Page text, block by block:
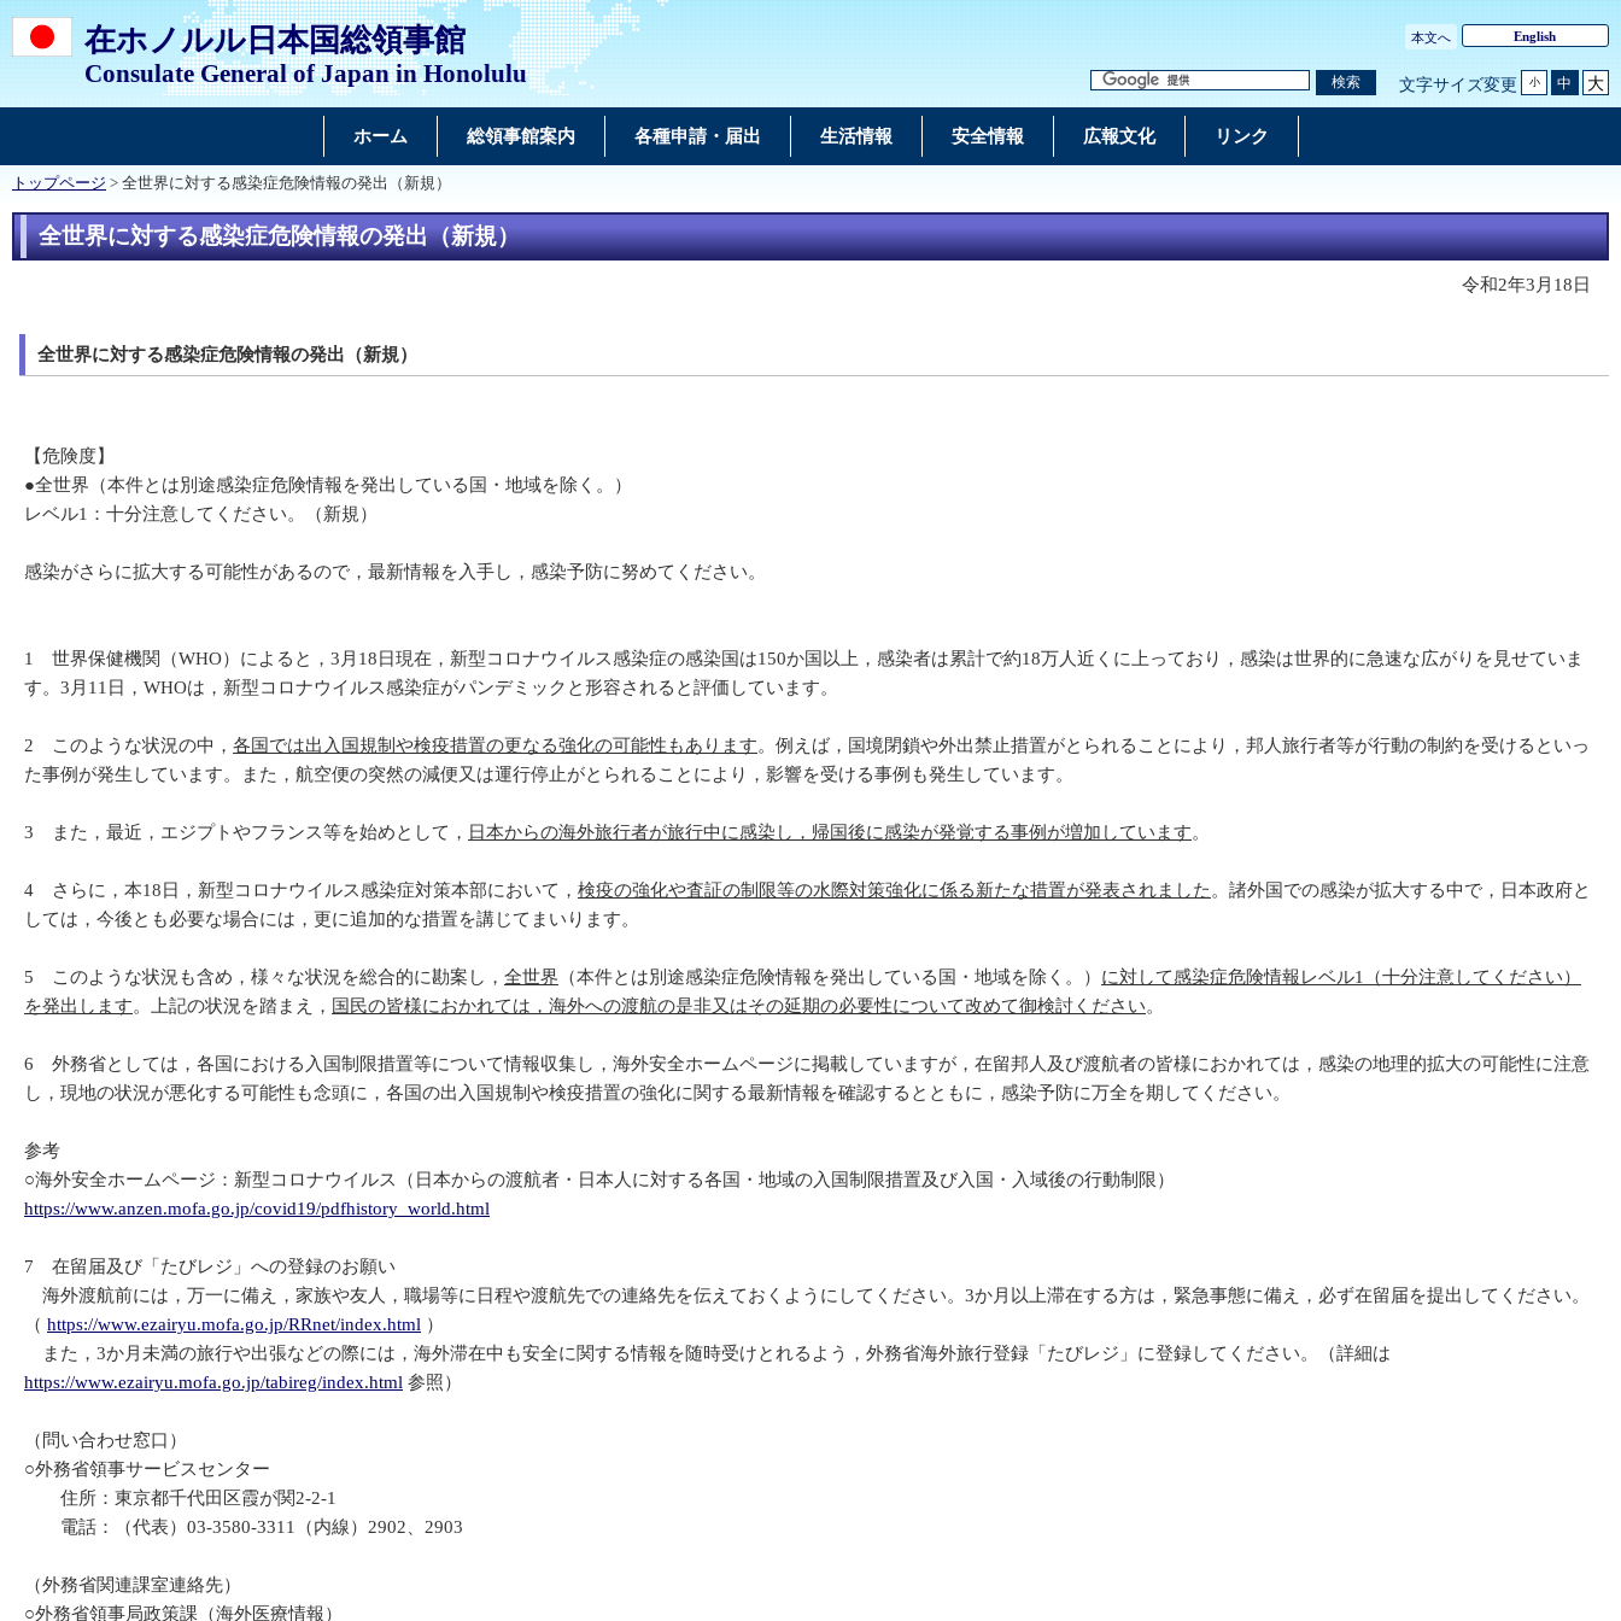
在ホノルル日本国総領事館
Consulate General of Japan in Honolulu
本文へ English
検索 文字サイズ変更 小 中 大
ホーム 総領事館案内 各種申請・届出 生活情報 安全情報 広報文化 リンク
トップページ > 全世界に対する感染症危険情報の発出（新規）
全世界に対する感染症危険情報の発出（新規）
令和2年3月18日
全世界に対する感染症危険情報の発出（新規）
【危険度】
●全世界（本件とは別途感染症危険情報を発出している国・地域を除く。）
レベル1：十分注意してください。（新規）
感染がさらに拡大する可能性があるので，最新情報を入手し，感染予防に努めてください。
1 世界保健機関（WHO）によると，3月18日現在，新型コロナウイルス感染症の感染国は150か国以上，感染者は累計で約18万人近くに上っており，感染は世界的に急速な広がりを見せていま
す。3月11日，WHOは，新型コロナウイルス感染症がパンデミックと形容されると評価しています。
2 このような状況の中， 各国では出入国規制や検疫措置の更なる強化の可能性もあります。例えば，国境閉鎖や外出禁止措置がとられることにより，邦人旅行者等が行動の制約を受けるといっ
た事例が発生しています。また，航空便の突然の減便又は運行停止がとられることにより，影響を受ける事例も発生しています。
3 また，最近，エジプトやフランス等を始めとして， 日本からの海外旅行者が旅行中に感染し，帰国後に感染が発覚する事例が増加しています。
4 さらに，本18日，新型コロナウイルス感染症対策本部において， 検疫の強化や査証の制限等の水際対策強化に係る新たな措置が発表されました 。諸外国での感染が拡大する中で，日本政府と
しては，今後とも必要な場合には，更に追加的な措置を講じてまいります。
5 このような状況も含め，様々な状況を総合的に勘案し， 全世界 （本件とは別途感染症危険情報を発出している国・地域を除く。） に対して感染症危険情報レベル1（十分注意してください）
を発出します。上記の状況を踏まえ， 国民の皆様におかれては，海外への渡航の是非又はその延期の必要性について改めて御検討ください。
6 外務省としては，各国における入国制限措置等について情報収集し，海外安全ホームページに掲載していますが，在留邦人及び渡航者の皆様におかれては，感染の地理的拡大の可能性に注意
し，現地の状況が悪化する可能性も念頭に，各国の出入国規制や検疫措置の強化に関する最新情報を確認するとともに，感染予防に万全を期してください。
参考
○海外安全ホームページ：新型コロナウイルス（日本からの渡航者・日本人に対する各国・地域の入国制限措置及び入国・入域後の行動制限）
https://www.anzen.mofa.go.jp/covid19/pdfhistory_world.html
7 在留届及び「たびレジ」への登録のお願い
海外渡航前には，万一に備え，家族や友人，職場等に日程や渡航先での連絡先を伝えておくようにしてください。3か月以上滞在する方は，緊急事態に備え，必ず在留届を提出してください。
（ https://www.ezairyu.mofa.go.jp/RRnet/index.html ）
また，3か月未満の旅行や出張などの際には，海外滞在中も安全に関する情報を随時受けとれるよう，外務省海外旅行登録「たびレジ」に登録してください。（詳細は
https://www.ezairyu.mofa.go.jp/tabireg/index.html 参照）
（問い合わせ窓口）
○外務省領事サービスセンター
住所：東京都千代田区霞が関2-2-1
電話：（代表）03-3580-3311（内線）2902、2903
（外務省関連課室連絡先）
○外務省領事局政策課（海外医療情報）